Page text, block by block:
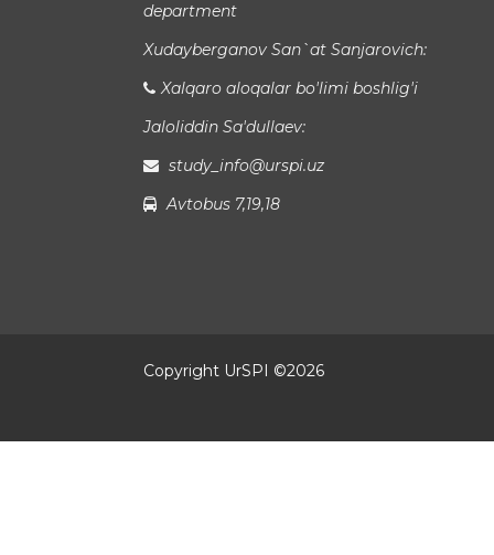
department
Xudayberganov San`at Sanjarovich:
Xalqaro aloqalar bo'limi boshlig'i
Jaloliddin Sa'dullaev:
study_info@urspi.uz
Avtobus 7,19,18
Copyright UrSPI ©2026